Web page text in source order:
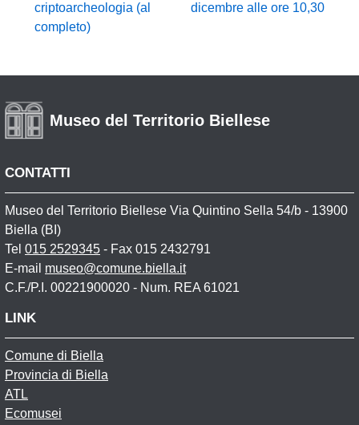
criptoarcheologia (al
completo)
dicembre alle ore 10,30
Museo del Territorio Biellese
CONTATTI
Museo del Territorio Biellese Via Quintino Sella 54/b - 13900
Biella (BI)
Tel 015 2529345 - Fax 015 2432791
E-mail museo@comune.biella.it
C.F./P.I. 00221900020 - Num. REA 61021
LINK
Comune di Biella
Provincia di Biella
ATL
Ecomusei